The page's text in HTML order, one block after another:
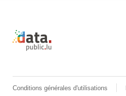
Retour à l'accueil de
Conditions générales d'utilisations